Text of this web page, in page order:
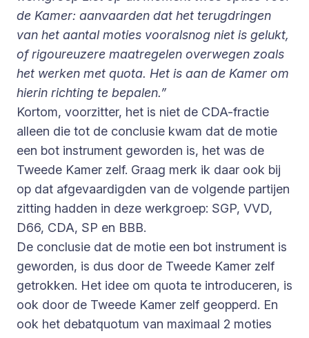
de Kamer: aanvaarden dat het terugdringen
van het aantal moties vooralsnog niet is gelukt,
of rigoureuzere maatregelen overwegen zoals
het werken met quota. Het is aan de Kamer om
hierin richting te bepalen.”
Kortom, voorzitter, het is niet de CDA-fractie
alleen die tot de conclusie kwam dat de motie
een bot instrument geworden is, het was de
Tweede Kamer zelf. Graag merk ik daar ook bij
op dat afgevaardigden van de volgende partijen
zitting hadden in deze werkgroep: SGP, VVD,
D66, CDA, SP en BBB.
De conclusie dat de motie een bot instrument is
geworden, is dus door de Tweede Kamer zelf
getrokken. Het idee om quota te introduceren, is
ook door de Tweede Kamer zelf geopperd. En
ook het debatquotum van maximaal 2 moties